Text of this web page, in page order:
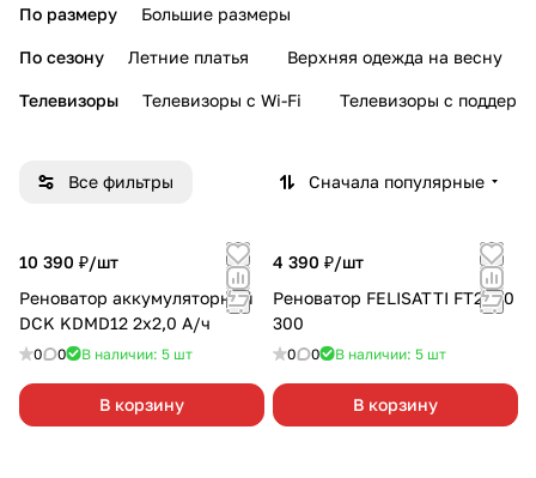
По размеру Большие размеры
По сезону Летние платья Верхняя одежда на весну
Телевизоры Телевизоры с Wi-Fi Телевизоры с
Все фильтры Сначала популярные
10 390 ₽/шт
Реноватор аккумуляторный
DCK KDMD12 2х2,0 А/ч
0 0 В наличии: 5 шт
В корзину
4 390 ₽/шт
Реноватор FELISATTI FT2200
300
0 0 В наличии: 5 шт
В корзину